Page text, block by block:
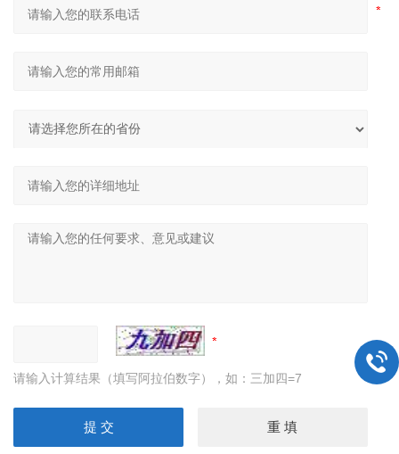
请输入计算结果（填写阿拉伯数字），如：三加四=7